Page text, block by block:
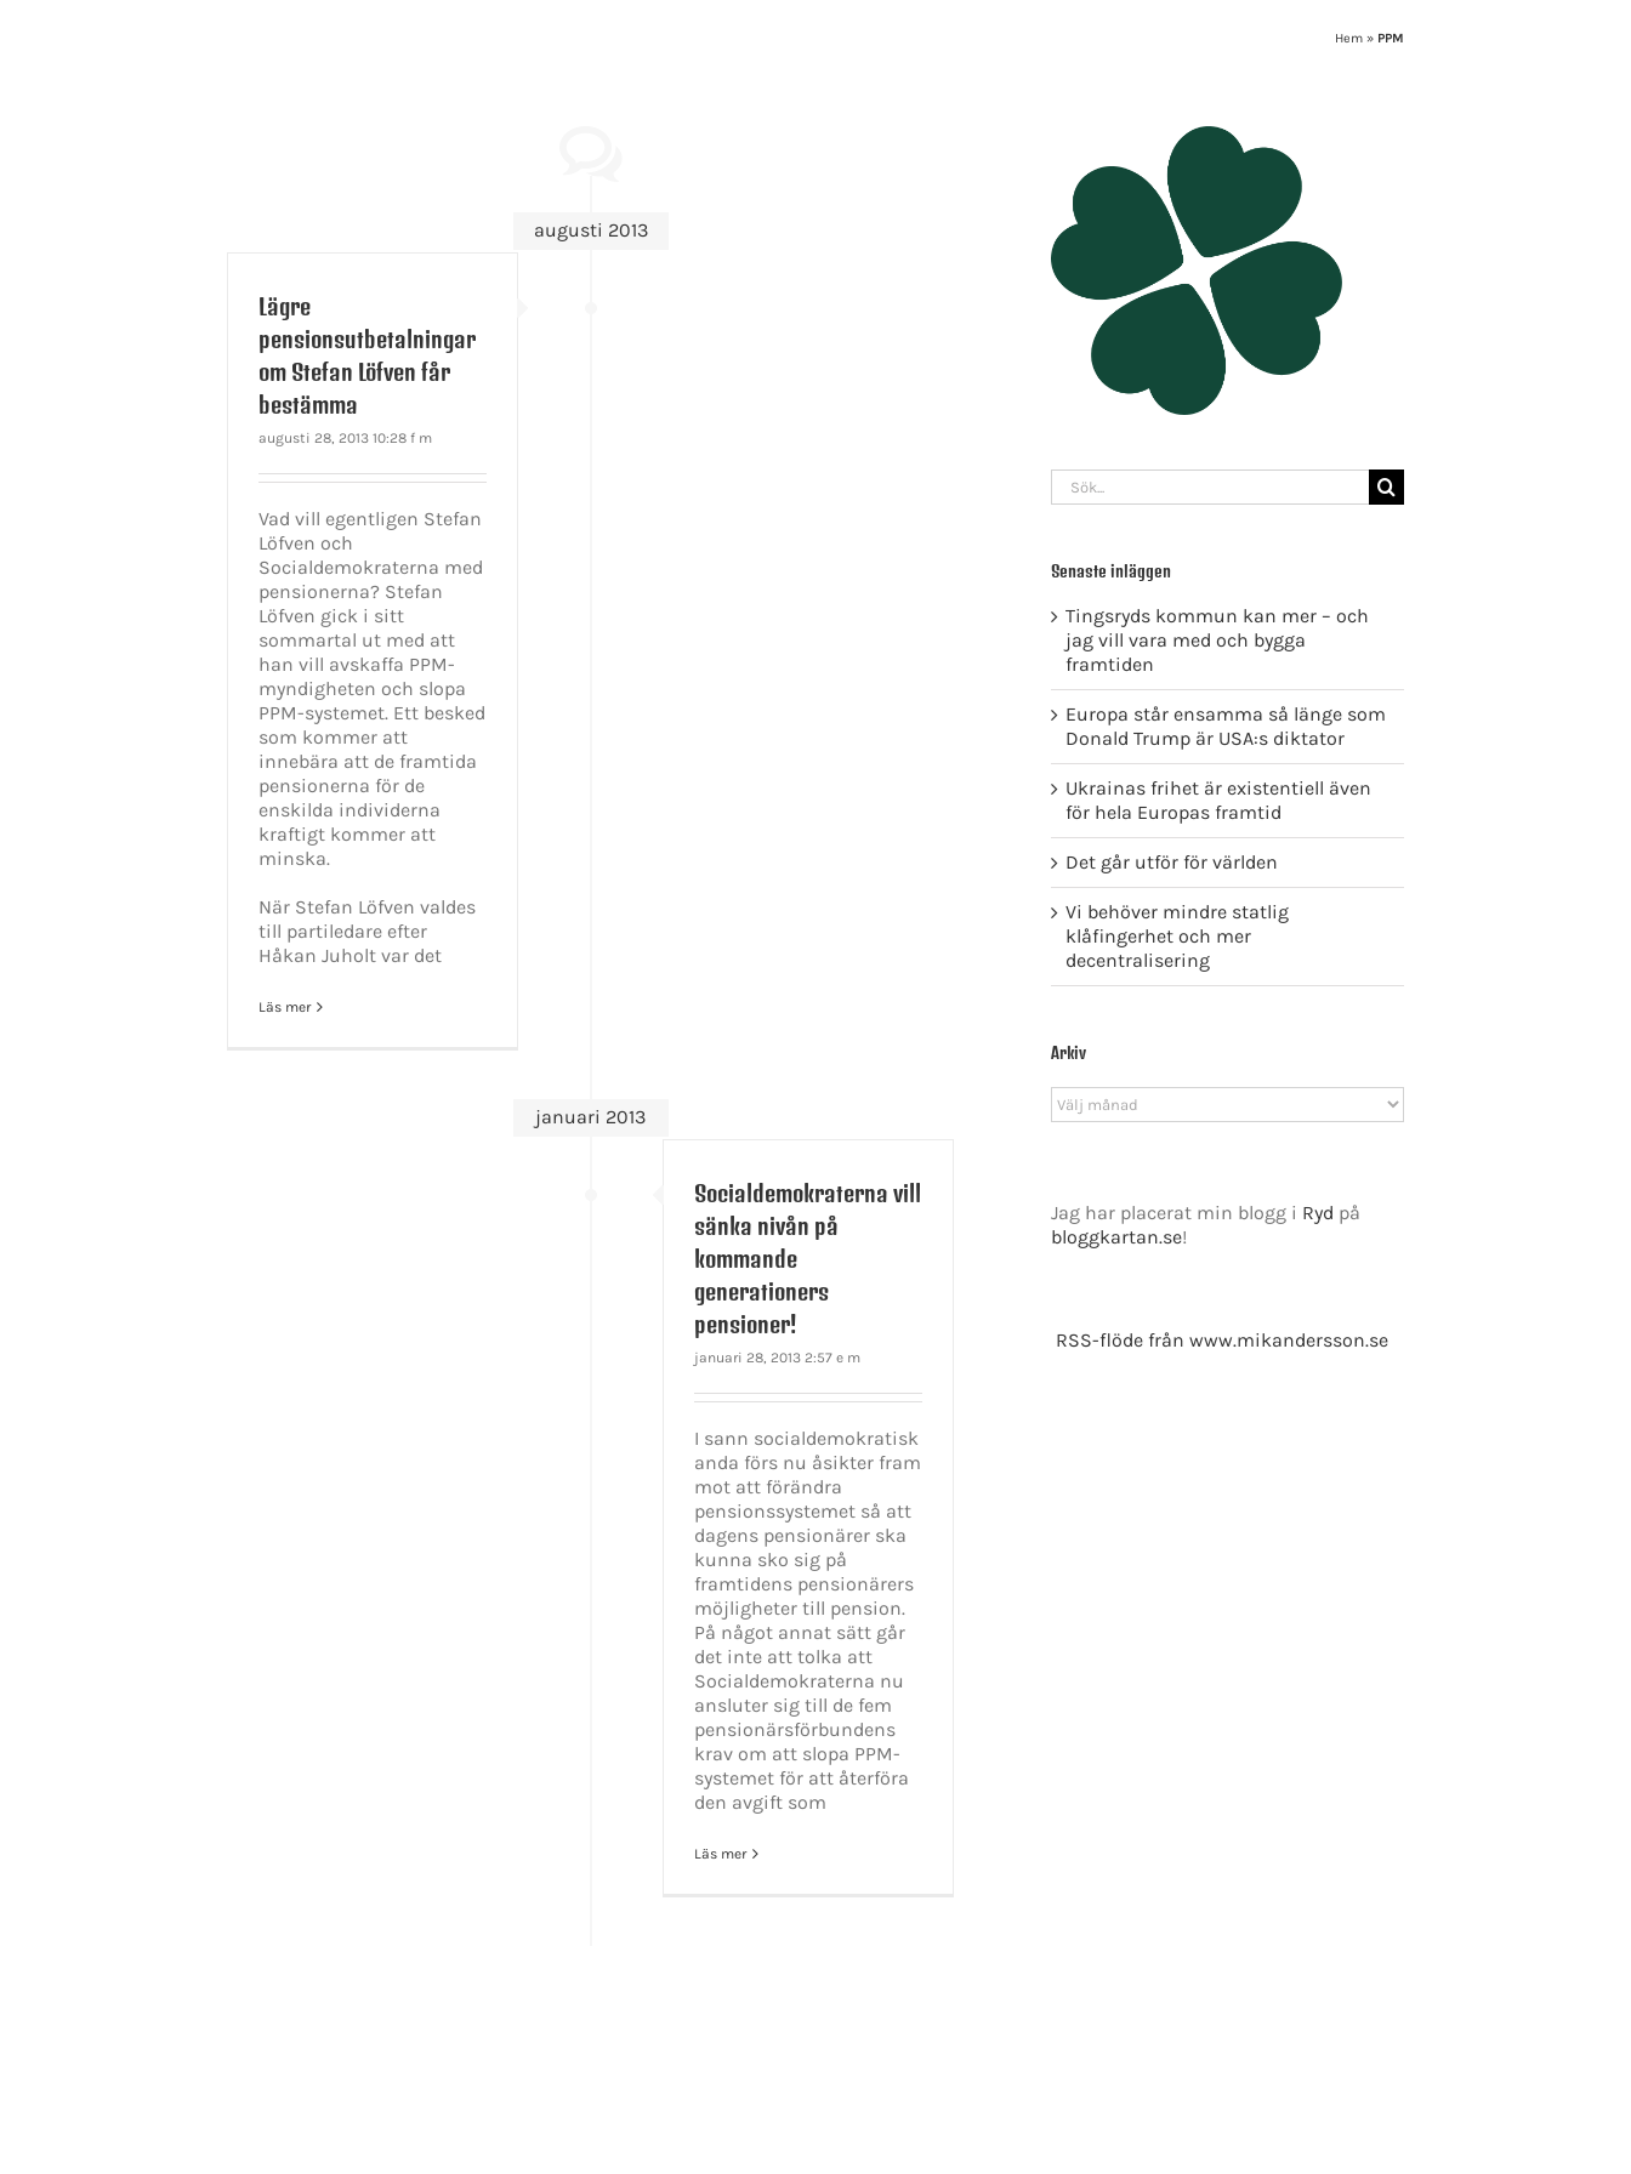
Hem » PPM
augusti 2013
Lägre
pensionsutbetalningar
om Stefan Löfven får
bestämma
augusti 28, 2013 10:28 f m
Vad vill egentligen Stefan
Löfven och
Socialdemokraterna med
pensionerna? Stefan
Löfven gick i sitt
sommartal ut med att
han vill avskaffa PPM-
myndigheten och slopa
PPM-systemet. Ett besked
som kommer att
innebära att de framtida
pensionerna för de
enskilda individerna
kraftigt kommer att
minska.
När Stefan Löfven valdes
till partiledare efter
Håkan Juholt var det
Läs mer
januari 2013
Socialdemokraterna vill
sänka nivån på
kommande
generationers
pensioner!
januari 28, 2013 2:57 e m
I sann socialdemokratisk
anda förs nu åsikter fram
mot att förändra
pensionssystemet så att
dagens pensionärer ska
kunna sko sig på
framtidens pensionärers
möjligheter till pension.
På något annat sätt går
det inte att tolka att
Socialdemokraterna nu
ansluter sig till de fem
pensionärsförbundens
krav om att slopa PPM-
systemet för att återföra
den avgift som
Läs mer
Sök
efter:
Senaste inläggen
Tingsryds kommun kan mer – och
jag vill vara med och bygga
framtiden
Europa står ensamma så länge som
Donald Trump är USA:s diktator
Ukrainas frihet är existentiell även
för hela Europas framtid
Det går utför för världen
Vi behöver mindre statlig
klåfingerhet och mer
decentralisering
Arkiv
Arkiv
Jag har placerat min blogg i Ryd på
bloggkartan.se!
RSS-flöde från www.mikandersson.se
GET SOCIAL